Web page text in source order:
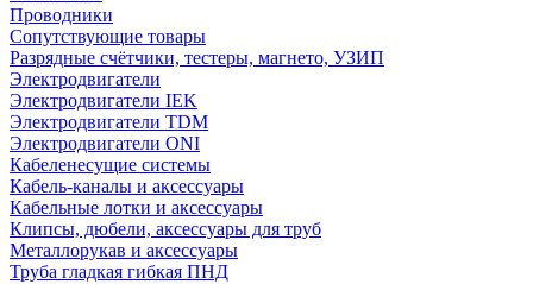
Проводники
Сопутствующие товары
Разрядные счётчики, тестеры, магнето, УЗИП
Электродвигатели
Электродвигатели IEK
Электродвигатели TDM
Электродвигатели ONI
Кабеленесущие системы
Кабель-каналы и аксессуары
Кабельные лотки и аксессуары
Клипсы, дюбели, аксессуары для труб
Металлорукав и аксессуары
Труба гладкая гибкая ПНД